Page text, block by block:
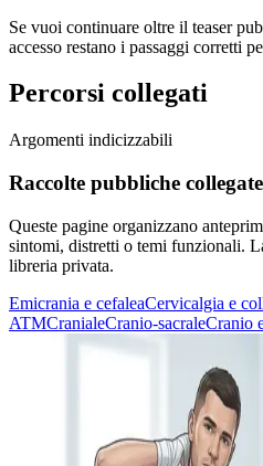
Se vuoi continuare oltre il teaser
accesso restano i passaggi corretti
Percorsi collegati
Argomenti indicizzabili
Raccolte pubbliche
Queste pagine organizzano
sintomi, distretti o temi funzionali.
libreria privata.
Emicrania e cefaleaCervicalgia e
ATMCranialeCranio-sacraleCranio